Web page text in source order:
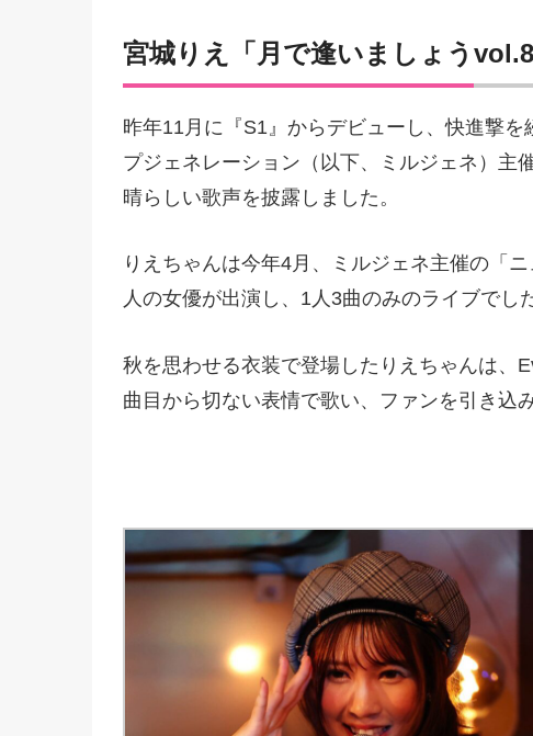
宮城りえ「月で逢いましょう
昨年11月に『S1』からデビューし、快進撃
プジェネレーション（以下、ミルジェネ）主
晴らしい歌声を披露しました。
りえちゃんは今年4月、ミルジェネ主催の「
人の女優が出演し、1人3曲のみのライブでし
秋を思わせる衣装で登場したりえちゃんは、
曲目から切ない表情で歌い、ファンを引き込み